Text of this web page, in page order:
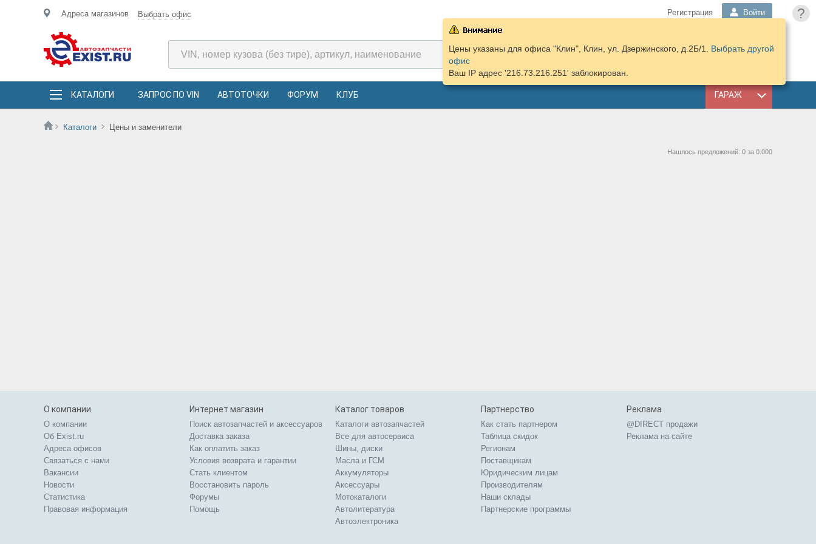
?
Адреса магазинов Выбрать офис Регистрация Войти
КОРЗИНА
ПОДОБРАТЬ
КАТАЛОГИ ЗАПРОС ПО VIN АВТОТОЧКИ ФОРУМ КЛУБ ГАРАЖ
Каталоги Цены и заменители
Цены указаны для офиса "Клин", Клин, ул. Дзержинского, д.2Б/1. Выбрать другой
офис
Ваш IP адрес '216.73.216.251' заблокирован.
Нашлось предложений: 0 за 0.000
О компании
О компании
Об Exist.ru
Адреса офисов
Связаться с нами
Вакансии
Новости
Статистика
Правовая информация
Интернет магазин
Поиск автозапчастей и аксессуаров
Доставка заказа
Как оплатить заказ
Условия возврата и гарантии
Стать клиентом
Восстановить пароль
Форумы
Помощь
Каталог товаров
Каталоги автозапчастей
Все для автосервиса
Шины, диски
Масла и ГСМ
Аккумуляторы
Аксессуары
Мотокаталоги
Автолитература
Автоэлектроника
Партнерство
Как стать партнером
Таблица скидок
Регионам
Поставщикам
Юридическим лицам
Производителям
Наши склады
Партнерские программы
Реклама
@DIRECT продажи
Реклама на сайте